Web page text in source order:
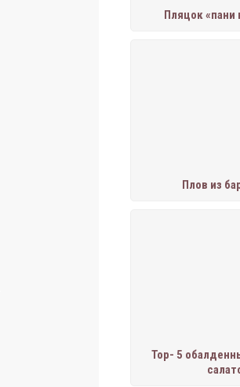
Пляцок «пани
Плов из
Тор- 5